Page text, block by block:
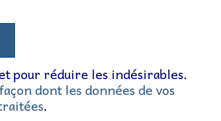
pour réduire les indésirables.
dont les données de vos
.